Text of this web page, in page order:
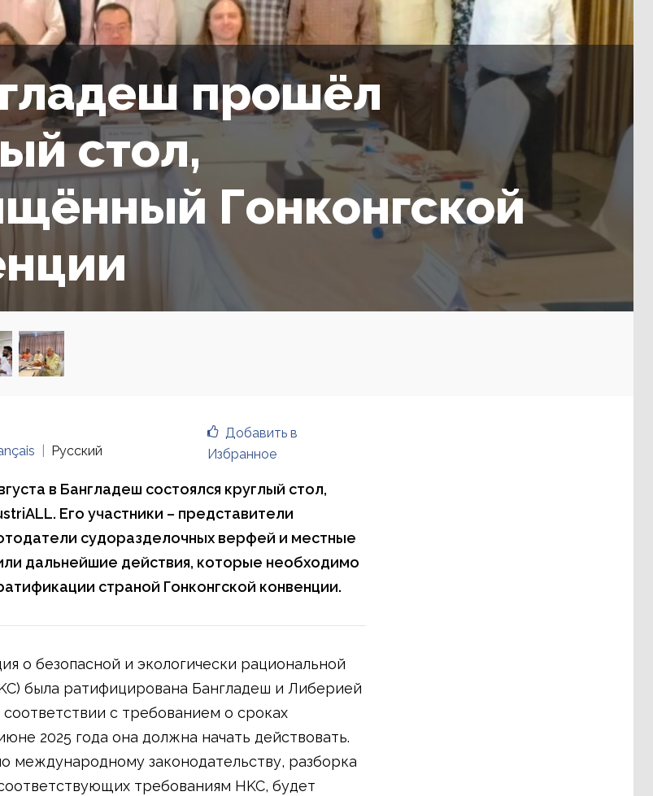
прошёл
стол,
Гонконгской
Добавить в
Избранное
Русский
в Бангладеш состоялся круглый стол,
Его участники – представители
судоразделочных верфей и местные
дальнейшие действия, которые необходимо
страной Гонконгской конвенции.
о безопасной и экологически рациональной
была ратифицирована Бангладеш и Либерией
с требованием о сроках
2025 года она должна начать действовать.
международному законодательству, разборка
требованиям HKC, будет